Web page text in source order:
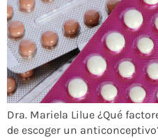
Dra. Mariela Lilue ¿Qué
de escoger un